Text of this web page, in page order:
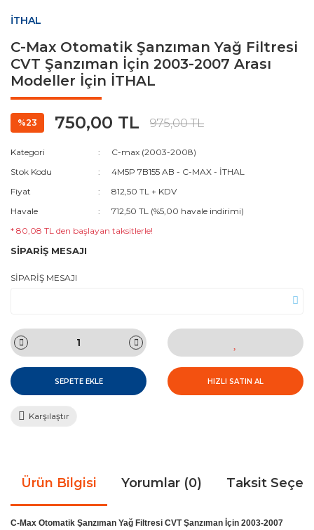
İTHAL
C-Max Otomatik Şanzıman Yağ Filtresi
CVT Şanzıman İçin 2003-2007 Arası
Modeller İçin İTHAL
%23 750,00 TL 975,00 TL
Kategori
C-max (2003-2008)
Stok Kodu
4M5P 7B155 AB - C-MAX - İTHAL
Fiyat
812,50 TL + KDV
Havale
712,50 TL (%5,00 havale indirimi)
* 80,08 TL den başlayan taksitlerle!
SİPARİŞ MESAJI
SİPARİŞ MESAJI
SEPETE EKLE HIZLI SATIN AL
Karşılaştır
Ürün Bilgisi Yorumlar (0) Taksit
C-Max Otomatik Şanzıman Yağ Filtresi CVT Şanzıman İçin 2003-2007